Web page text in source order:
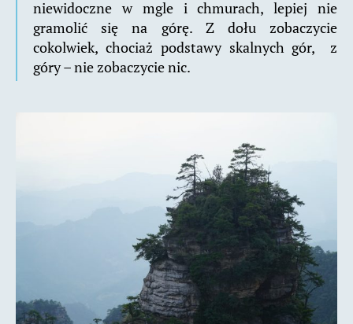
niewidoczne w mgle i chmurach, lepiej nie
gramolić się na górę. Z dołu zobaczycie
cokolwiek, chociaż podstawy skalnych gór, z
góry – nie zobaczycie nic.